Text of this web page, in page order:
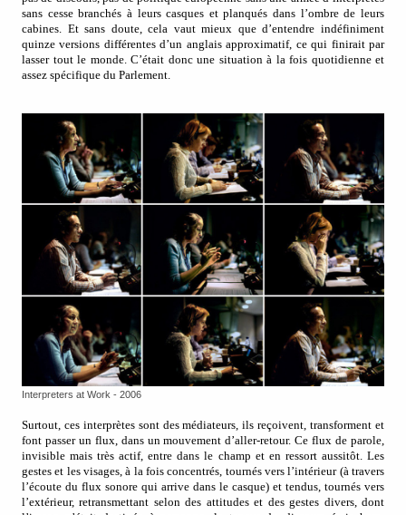
sans cesse branchés à leurs casques et planqués dans l’ombre de leurs
cabines. Et sans doute, cela vaut mieux que d’entendre indéfiniment
quinze versions différentes d’un anglais approximatif, ce qui finirait par
lasser tout le monde. C’était donc une situation à la fois quotidienne et
assez spécifique du Parlement.
Interpreters at Work - 2006
Surtout, ces interprètes sont des médiateurs, ils reçoivent, transforment et
font passer un flux, dans un mouvement d’aller-retour. Ce flux de parole,
invisible mais très actif, entre dans le champ et en ressort aussitôt. Les
gestes et les visages, à la fois concentrés, tournés vers l’intérieur (à travers
l’écoute du flux sonore qui arrive dans le casque) et tendus, tournés vers
l’extérieur, retransmettant selon des attitudes et des gestes divers, dont